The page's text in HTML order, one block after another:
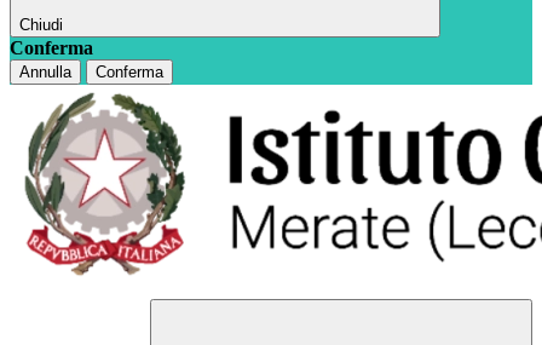
Chiudi
Conferma
Annulla Conferma